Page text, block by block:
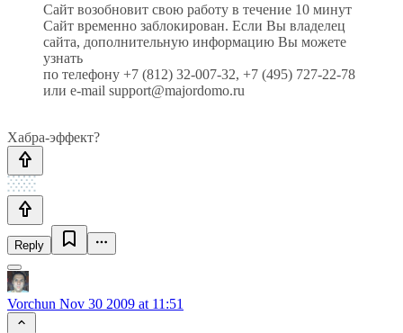
Сайт возобновит свою работу в течение 10 минут
Сайт временно заблокирован. Если Вы владелец
сайта, дополнительную информацию Вы можете
узнать
по телефону +7 (812) 32-007-32, +7 (495) 727-22-78
или e-mail support@majordomo.ru
Хабра-эффект?
Reply
Vorchun Nov 30 2009 at 11:51